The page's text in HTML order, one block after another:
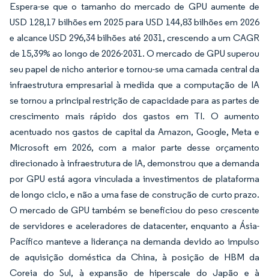
Espera-se que o tamanho do mercado de GPU aumente de
USD 128,17 bilhões em 2025 para USD 144,83 bilhões em 2026
e alcance USD 296,34 bilhões até 2031, crescendo a um CAGR
de 15,39% ao longo de 2026-2031. O mercado de GPU superou
seu papel de nicho anterior e tornou-se uma camada central da
infraestrutura empresarial à medida que a computação de IA
se tornou a principal restrição de capacidade para as partes de
crescimento mais rápido dos gastos em TI. O aumento
acentuado nos gastos de capital da Amazon, Google, Meta e
Microsoft em 2026, com a maior parte desse orçamento
direcionado à infraestrutura de IA, demonstrou que a demanda
por GPU está agora vinculada a investimentos de plataforma
de longo ciclo, e não a uma fase de construção de curto prazo.
O mercado de GPU também se beneficiou do peso crescente
de servidores e aceleradores de datacenter, enquanto a Ásia-
Pacífico manteve a liderança na demanda devido ao impulso
de aquisição doméstica da China, à posição de HBM da
Coreia do Sul, à expansão de hiperscale do Japão e à